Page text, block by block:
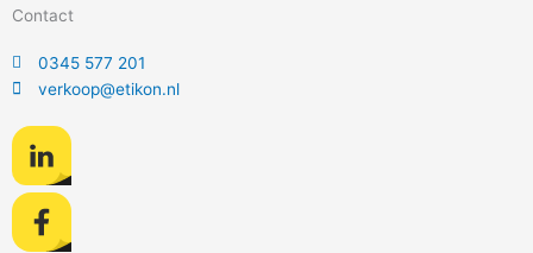
Contact
0345 577 201
verkoop@etikon.nl